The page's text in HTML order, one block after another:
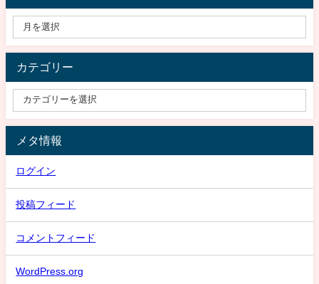
カテゴリー
メタ情報
ログイン
投稿フィード
コメントフィード
WordPress.org